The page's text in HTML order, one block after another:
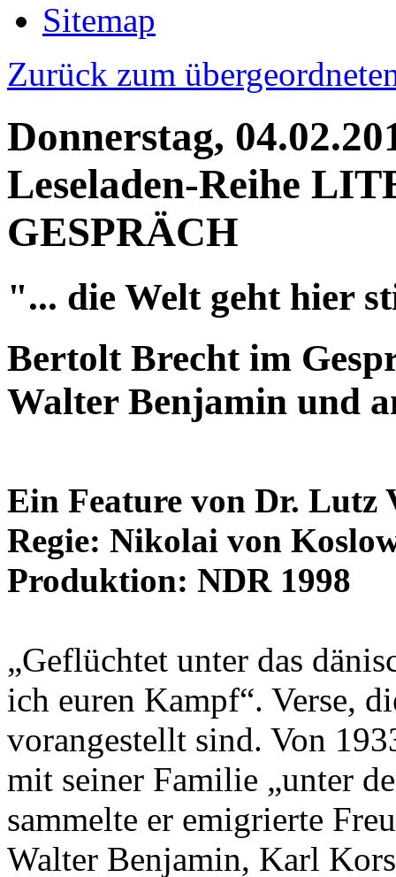
Sitemap
Zurück zum
Donnerstag,
Leseladen-Reihe
GESPRÄCH
"... die Welt geht hier
Bertolt Brecht im
Walter Benjamin und
Ein Feature von Dr. Lutz
Regie: Nikolai von
Produktion: NDR 1998
„Geflüchtet unter das
ich euren Kampf“. Verse,
vorangestellt sind. Von
mit seiner Familie „unter
sammelte er emigrierte
Walter Benjamin, Karl